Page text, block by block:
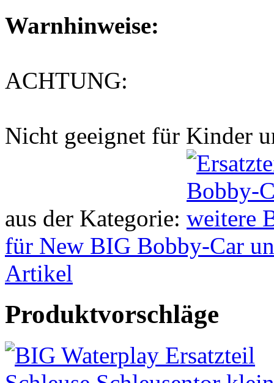
Warnhinweise:
ACHTUNG:
Nicht geeignet für Kinder
aus der Kategorie:
für New BIG Bobby-Car
Artikel
Produktvorschläge